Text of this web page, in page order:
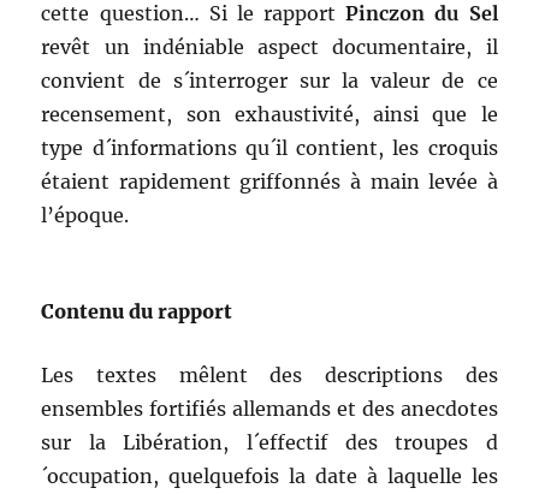
cette question… Si le rapportPinczon du Sel
revêt un indéniable aspect documentaire, il
convient de s´interroger sur la valeur de ce
recensement, son exhaustivité, ainsi que le
type d´informations qu´il contient, les croquis
étaient rapidement griffonnés à main levée à
l’époque.
Contenu du rapport
Les textes mêlent des descriptions des
ensembles fortifiés allemands et des anecdotes
sur la Libération, l´effectif des troupes d
´occupation, quelquefois la date à laquelle les